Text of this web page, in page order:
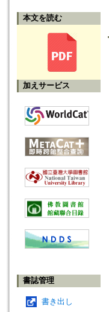
本文を読む
加えサービス
書誌管理
書き出し